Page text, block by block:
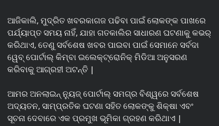
ଆଜିକାଲି, ମୁଦ୍ରିତ ଖବରକାଗଜ ପଢିବା ପାଇଁ ଲୋକଙ୍କ ପାଖରେ
ପର୍ଯ୍ୟାପ୍ତ ସମୟ ନାହିଁ, ଯାହା ଗତକାଲିର ସାଧାରଣ ଘଟଣାକୁ କଭର୍
କରିଥାଏ, ତେଣୁ ସର୍ବଶେଷ ଖବର ପାଇବା ପାଇଁ ସେମାନେ ସର୍ବଦା
ୱେବ୍ ପୋର୍ଟାଲ୍ କିମ୍ବା ଇଲେକ୍ଟ୍ରୋନିକ୍ ମିଡିଆ ଅନୁସରଣ
କରିବାକୁ ଆଗ୍ରହୀ ଅଟନ୍ତି |
ଆମର ଅନଲାଇନ୍ ନ୍ୟୁଜ୍ ପୋର୍ଟାଲ୍ ସମଗ୍ର ବିଶ୍ୱରେ ସର୍ବଶେଷ
ଅଦ୍ୟତନ, ସାମ୍ପ୍ରତିକ ଘଟଣା ସହିତ ଲୋକଙ୍କୁ ଶିକ୍ଷା ଏବଂ
ସୂଚନା ଦେବାରେ ଏକ ପ୍ରମୁଖ ଭୂମିକା ଗ୍ରହଣ କରିଥାଏ |